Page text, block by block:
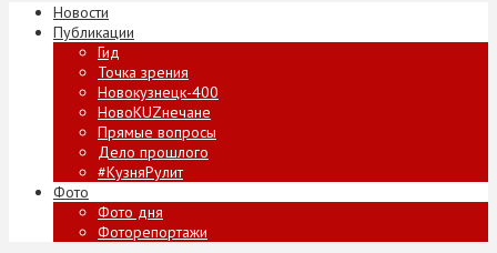
Новости
Публикации
Гид
Точка зрения
Новокузнецк-400
НовоKUZнечане
Прямые вопросы
Дело прошлого
#КузняРулит
Фото
Фото дня
Фоторепортажи